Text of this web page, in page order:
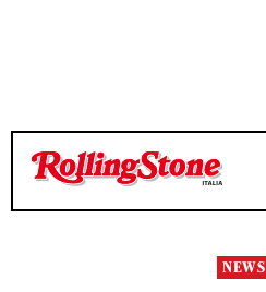
TEMPO DI LETTURA 3 MINUTI
TEMPO DI LETTURA 3 MINUTI
NEWS